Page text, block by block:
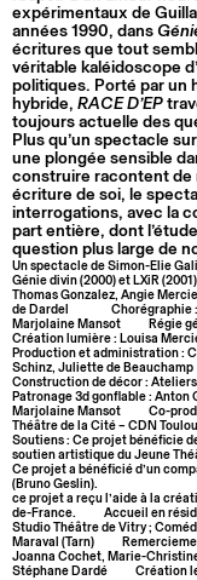
expérimentaux de
années 1990, dans
écritures que tout
véritable kaléidoscope
politiques. Porté par un
hybride, RACE D’EP
toujours actuelle des
Plus qu’un spectacle
une plongée sensible
construire racontent
écriture de soi, le
interrogations, avec la
part entière, dont
question plus large de
Un spectacle de Simon-Elie
Génie divin (2000) et LXiR
Thomas Gonzalez, Angie
de Dardel
Chorégraphie
Marjolaine Mansot
Régie
Création lumière : Louisa
Production et administration :
Schinz, Juliette de Beauchamp
Construction de décor :
Patronage 3d gonflable : Anton
Marjolaine Mansot
Co-
Théâtre de la Cité – CDN
Soutiens : Ce projet bénéficie
soutien artistique du Jeune
Ce projet a bénéficié d’un
(Bruno Geslin).
ce projet a reçu l’aide à la
de-France.
Accueil en
Studio Théâtre de Vitry ;
Maraval (Tarn)
Joanna Cochet, Marie-
Stéphane Dardé
Création